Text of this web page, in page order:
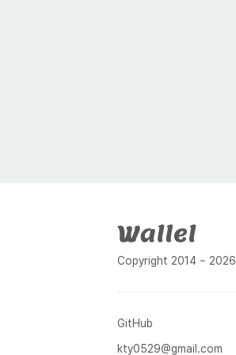
Copyright 2014 ~ 2026
GitHub
kty0529@gmail.com